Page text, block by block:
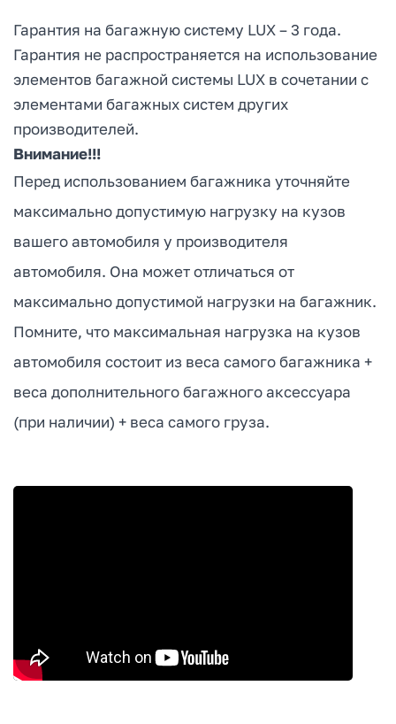
Гарантия на багажную систему LUX – 3 года.
Гарантия не распространяется на использование
элементов багажной системы LUX в сочетании с
элементами багажных систем других
производителей.
Внимание!!!
Перед использованием багажника уточняйте
максимально допустимую нагрузку на кузов
вашего автомобиля у производителя
автомобиля. Она может отличаться от
максимально допустимой нагрузки на багажник.
Помните, что максимальная нагрузка на кузов
автомобиля состоит из веса самого багажника +
веса дополнительного багажного аксессуара
(при наличии) + веса самого груза.